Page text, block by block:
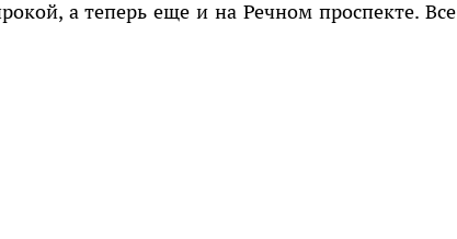
а теперь еще и на Речном проспекте. Все